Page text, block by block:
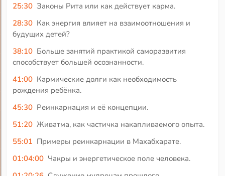
25:30 Законы Рита или как действует карма.
28:30 Как энергия влияет на взаимоотношения и
будущих детей?
38:10 Больше занятий практикой саморазвития
способствует большей осознанности.
41:00 Кармические долги как необходимость
рождения ребёнка.
45:30 Реинкарнация и её концепции.
51:20 Живатма, как частичка накапливаемого опыта.
55:01 Примеры реинкарнации в Махабхарате.
01:04:00 Чакры и энергетическое поле человека.